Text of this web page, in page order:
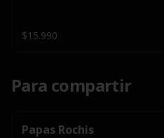
$15.990
Para compartir
Papas Rochis